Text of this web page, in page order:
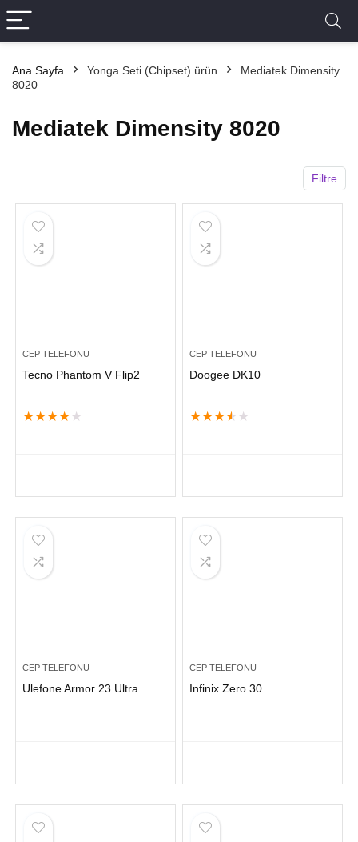
Ana Sayfa Yonga Seti (Chipset) ürün
Mediatek Dimensity
8020
Mediatek Dimensity 8020
Filtre
CEP TELEFONU
Tecno Phantom V Flip2
★★★★ ★
CEP TELEFONU
Doogee DK10
★★★★ ★
CEP TELEFONU
Ulefone Armor 23 Ultra
CEP TELEFONU
Infinix Zero 30